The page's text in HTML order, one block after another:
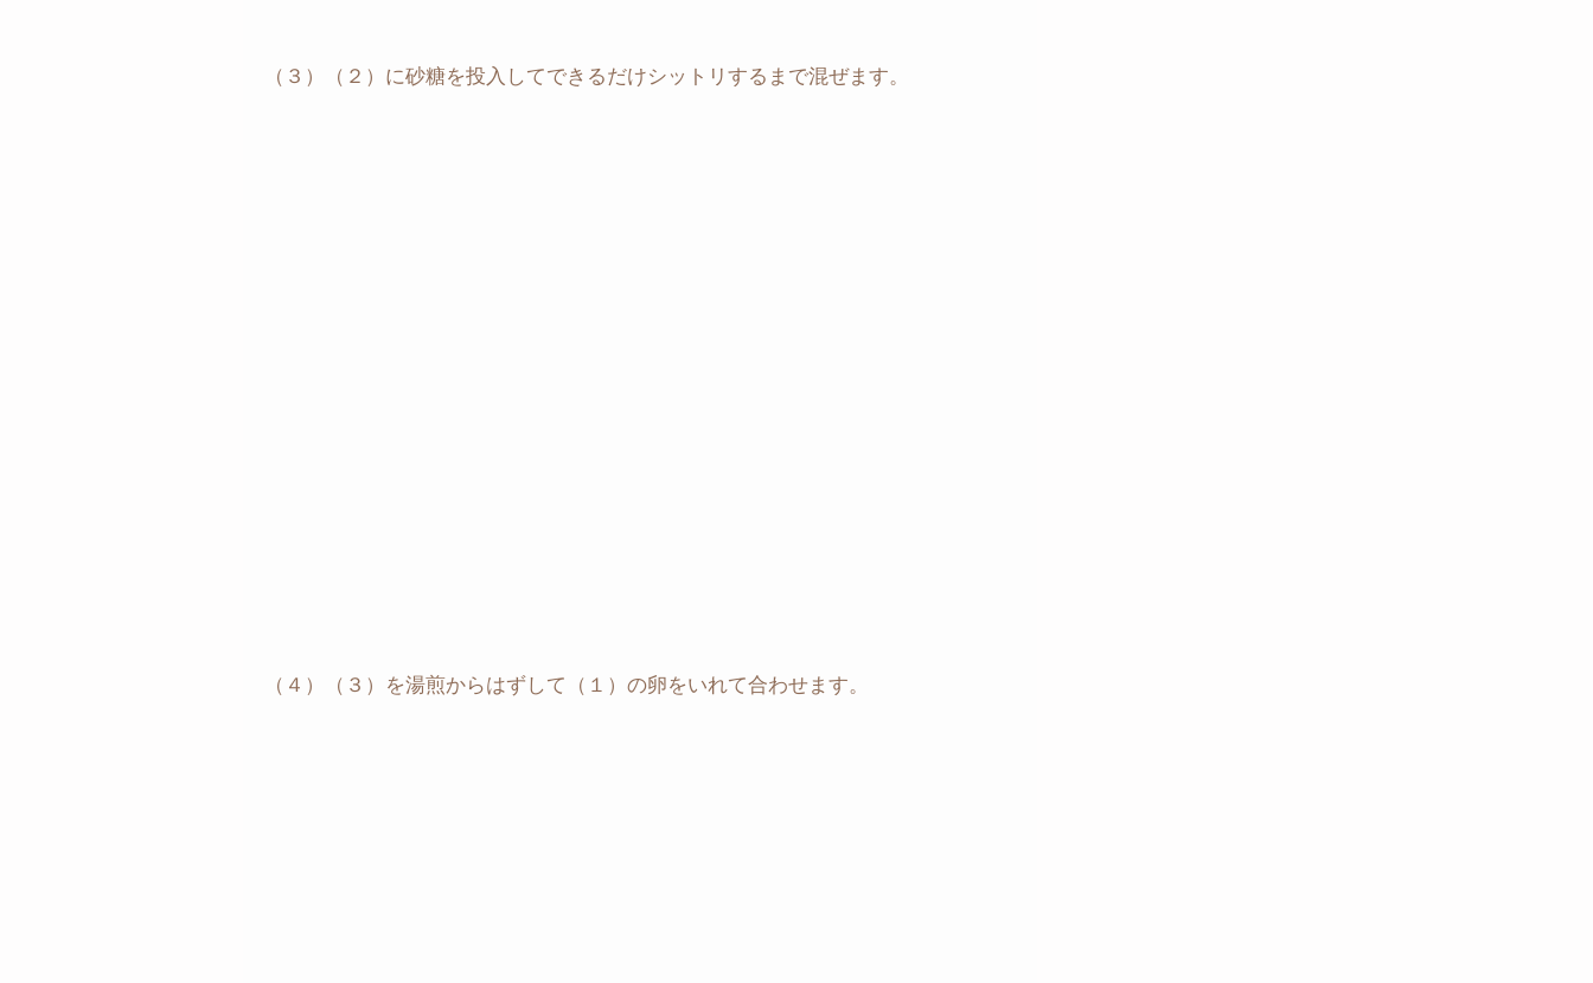
（３）（２）に砂糖を投入してできるだけシットリするまで混ぜます。
（４）（３）を湯煎からはずして（１）の卵をいれて合わせます。